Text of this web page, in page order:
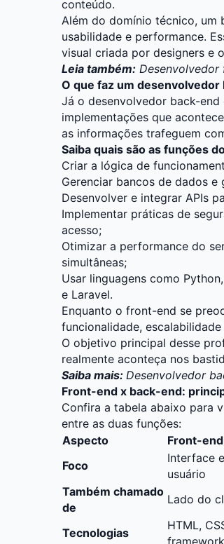
conteúdo.
Além do domínio técnico, um
usabilidade e performance.
visual criada por designers e
Leia também:
O que faz um desenvolvedor
Já o desenvolvedor back-end
implementações que
as informações trafeguem
Saiba quais são as funções
Criar a lógica de
Gerenciar bancos de dados
Desenvolver e integrar APIs
Implementar práticas de
acesso;
Otimizar a performance do
simultâneas;
Usar linguagens como
e Laravel.
Enquanto o front-end se
funcionalidade,
O objetivo principal desse
realmente aconteça nos
Saiba mais: Desenvolvedor
Front-end x back-end:
Confira a tabela abaixo para
entre as duas funções:
Aspecto
Front-end
Foco
Interface
usuário
Também chamado
de
Lado do
Tecnologias
HTML,